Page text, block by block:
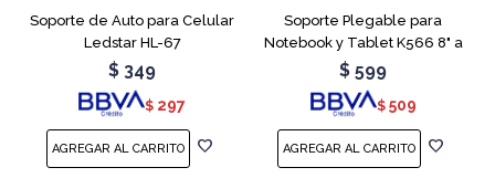
Soporte de Auto para Celular
Ledstar HL-67
$ 349
$ 297
Soporte Plegable para
Notebook y Tablet K566 8" a
15.6"
$ 599
$ 509